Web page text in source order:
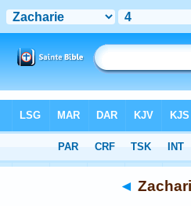
> Zacharie 4
◄